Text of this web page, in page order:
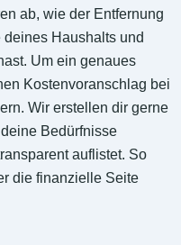
ab, wie der Entfernung
Haushalts und
Um ein genaues
Kostenvoranschlag bei
Wir erstellen dir gerne
Bedürfnisse
auflistet. So
die finanzielle Seite